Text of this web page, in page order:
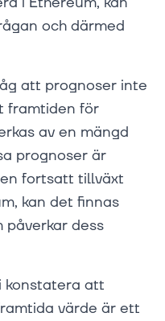
och därmed
att prognoser inte
framtiden för
av en mängd
prognoser är
fortsatt tillväxt
kan det finnas
påverkar dess
konstatera att
värde är ett